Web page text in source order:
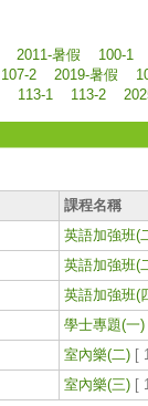
2011-暑假 100-1
107-2 2019-暑假
113-1 113-2
課程名稱
英語加強班(
英語加強班(
英語加強班(
學士專題(一)
室內樂(二) [
室內樂(三) [